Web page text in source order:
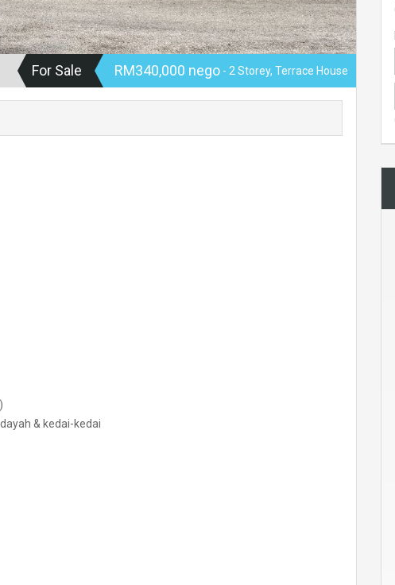
For Sale RM340,000 nego - 2 Storey, Terrace House
& kedai-kedai